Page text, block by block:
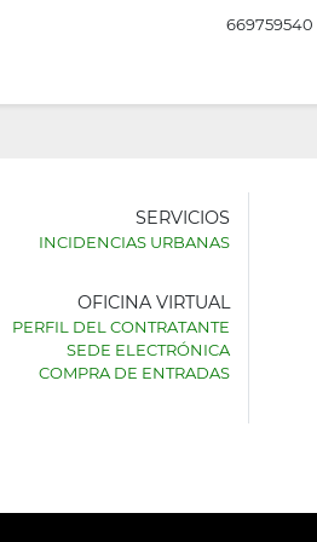
669759540
SERVICIOS
INCIDENCIAS URBANAS
OFICINA VIRTUAL
PERFIL DEL CONTRATANTE
SEDE ELECTRÓNICA
COMPRA DE ENTRADAS